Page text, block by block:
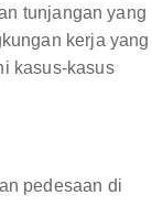
tunjangan yang
kerja yang
kasus-kasus
pedesaan di